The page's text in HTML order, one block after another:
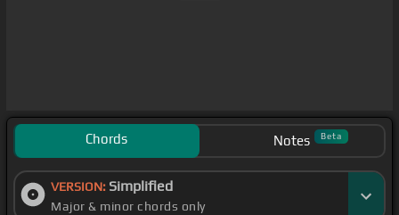
Chords Notes Beta
VERSION: Simplified
Major & minor chords only